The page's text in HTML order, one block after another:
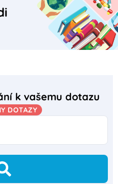
k vašemu dotazu
DOTAZY